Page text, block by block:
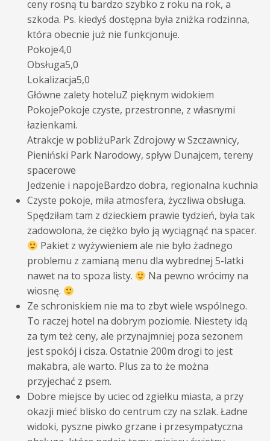
ceny rosną tu bardzo szybko z roku na rok, a
szkoda. Ps. kiedyś dostępna była zniżka rodzinna,
która obecnie już nie funkcjonuje.
Pokoje4,0
Obsługa5,0
Lokalizacja5,0
Główne zalety hoteluZ pięknym widokiem
PokojePokoje czyste, przestronne, z własnymi
łazienkami.
Atrakcje w pobliżuPark Zdrojowy w Szczawnicy,
Pieniński Park Narodowy, spływ Dunajcem, tereny
spacerowe
Jedzenie i napojeBardzo dobra, regionalna kuchnia
Czyste pokoje, miła atmosfera, życzliwa obsługa.
Spędziłam tam z dzieckiem prawie tydzień, była tak
zadowolona, że ciężko było ją wyciągnąć na spacer.
Pakiet z wyżywieniem ale nie było żadnego
problemu z zamianą menu dla wybrednej 5-latki
nawet na to spoza listy.
Na pewno wrócimy na
wiosnę.
Ze schroniskiem nie ma to zbyt wiele wspólnego.
To raczej hotel na dobrym poziomie. Niestety idą
za tym też ceny, ale przynajmniej poza sezonem
jest spokój i cisza. Ostatnie 200m drogi to jest
makabra, ale warto. Plus za to że można
przyjechać z psem.
Dobre miejsce by uciec od zgiełku miasta, a przy
okazji mieć blisko do centrum czy na szlak. Ładne
widoki, pyszne piwko grzane i przesympatyczna